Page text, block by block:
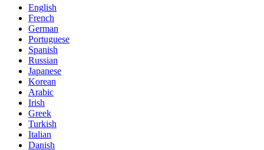
English
French
German
Portuguese
Spanish
Russian
Japanese
Korean
Arabic
Irish
Greek
Turkish
Italian
Danish